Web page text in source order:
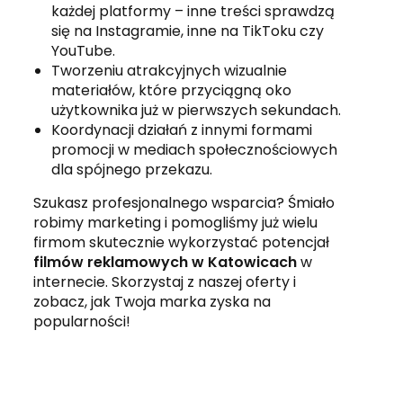
każdej platformy – inne treści sprawdzą
się na Instagramie, inne na TikToku czy
YouTube.
Tworzeniu atrakcyjnych wizualnie
materiałów, które przyciągną oko
użytkownika już w pierwszych sekundach.
Koordynacji działań z innymi formami
promocji w mediach społecznościowych
dla spójnego przekazu.
Szukasz profesjonalnego wsparcia? Śmiało
robimy marketing i pomogliśmy już wielu
firmom skutecznie wykorzystać potencjał
filmów reklamowych w Katowicachw
internecie. Skorzystaj z naszej oferty i
zobacz, jak Twoja marka zyska na
popularności!